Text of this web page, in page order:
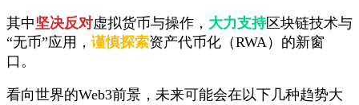
其中坚决反对虚拟货币与操作， 大力支持区块链技术与
“无币”应用， 谨慎探索资产代币化（RWA）的新窗
口。
看向世界的Web3前景，未来可能会在以下几种趋势大